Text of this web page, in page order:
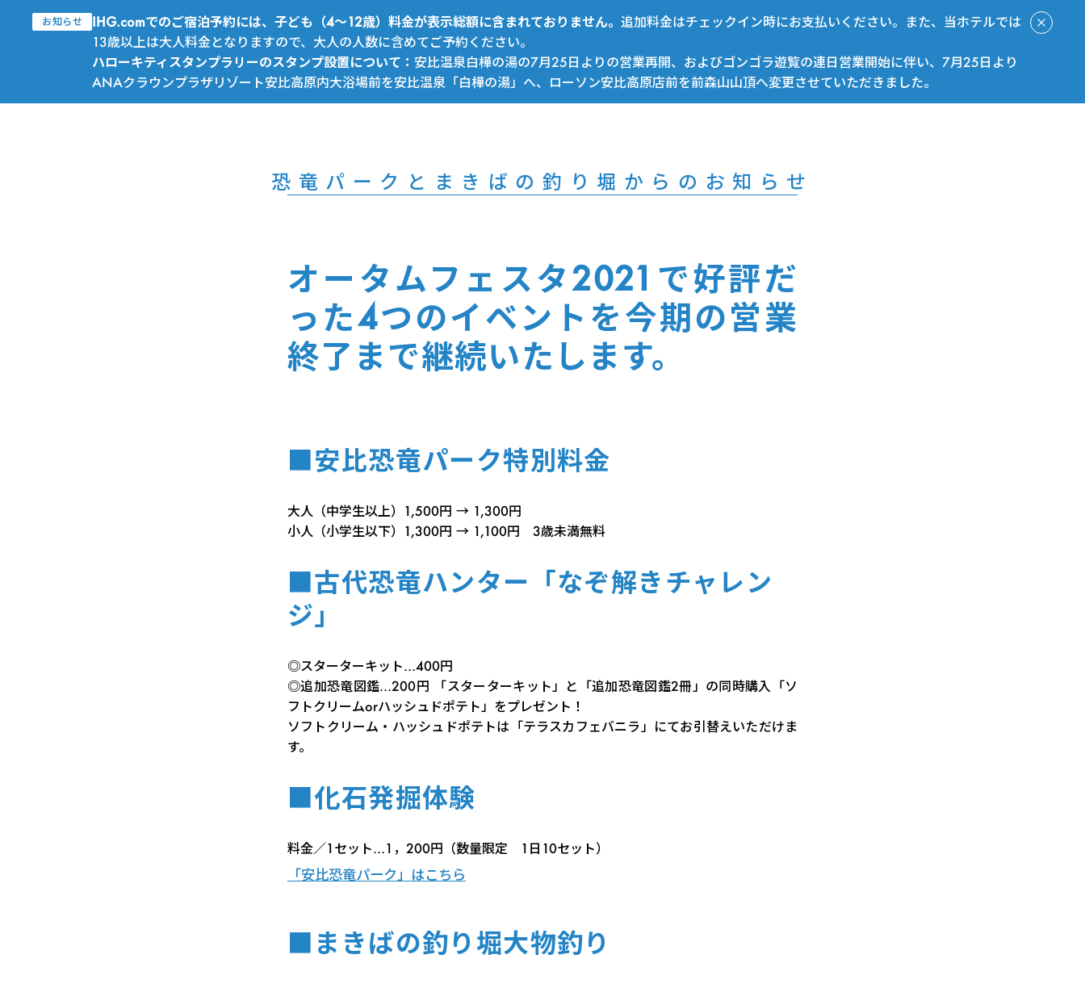
お知らせ IHG.comでのご宿泊予約には、子ども（4～12歳）料金が表示総額に含まれておりません。追加料金はチェックイン時にお支払いください。また、当ホテルでは
13歳以上は大人料金となりますので、大人の人数に含めてご予約ください。
ハローキティスタンプラリーのスタンプ設置について：安比温泉白樺の湯の7月25日よりの営業再開、およびゴンゴラ遊覧の連日営業開始に伴い、7月25日より
ANAクラウンプラザリゾート安比高原内大浴場前を安比温泉「白樺の湯」へ、ローソン安比高原店前を前森山山頂へ変更させていただきました。
恐竜パークとまきばの釣り堀からのお知らせ
オータムフェスタ2021で好評だ
った4つのイベントを今期の営業
終了まで継続いたします。
■安比恐竜パーク特別料金
大人（中学生以上）1,500円 → 1,300円
小人（小学生以下）1,300円 → 1,100円 3歳未満無料
■古代恐竜ハンター「なぞ解きチャレン
ジ」
◎スターターキット…400円
◎追加恐竜図鑑…200円 「スターターキット」と「追加恐竜図鑑2冊」の同時購入「ソ
フトクリームorハッシュドポテト」をプレゼント！
ソフトクリーム・ハッシュドポテトは「テラスカフェバニラ」にてお引替えいただけま
す。
■化石発掘体験
料金／1セット…1，200円（数量限定 1日10セット）
「安比恐竜パーク」はこちら
■まきばの釣り堀大物釣り